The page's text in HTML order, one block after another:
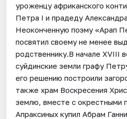
уроженцу африканского
Петра I и прадеду
Неоконченную поэму «Арап
посвятил своему не менее
родственнику.В начале XVIII
суйдинские земли графу
его решению построили
также храм Воскресения
землю, вместе с окрестными
Апраксиных купил Абрам